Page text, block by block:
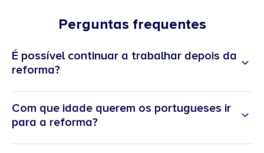
Perguntas frequentes
É possível continuar a trabalhar depois da
reforma?
Com que idade querem os portugueses ir
para a reforma?